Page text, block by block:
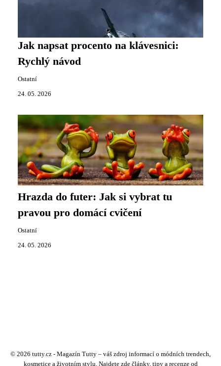
Jak napsat procento na klávesnici:
Rychlý návod
Ostatní
24. 05. 2026
Hrazda do futer: Jak si vybrat tu
pravou pro domácí cvičení
Ostatní
24. 05. 2026
© 2026 tutty.cz - Magazín Tutty – váš zdroj informací o módních trendech,
kosmetice a životním stylu. Najdete zde články, tipy a recenze od